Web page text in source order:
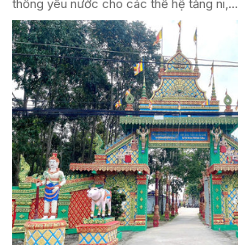
thống yêu nước cho các thế hệ tăng ni,...